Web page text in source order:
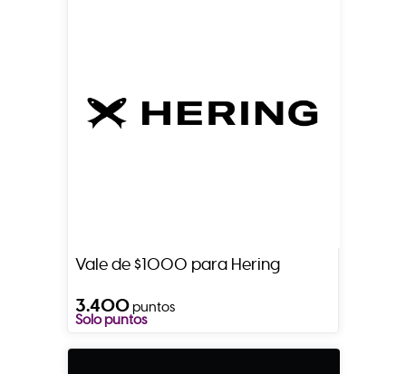
Vale de $1000 para Hering
3.400puntos
Solo puntos